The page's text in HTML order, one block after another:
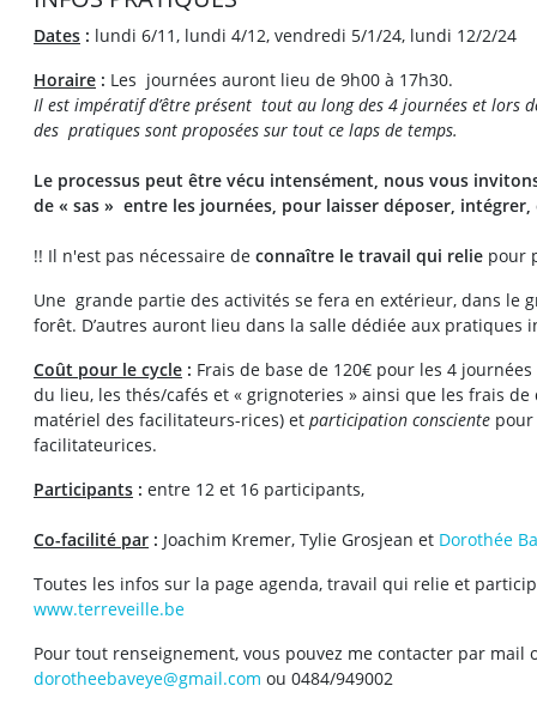
Dates : lundi 6/11, lundi 4/12, vendredi 5/1/24, lundi 12/2/24
Horaire : Les journées auront lieu de 9h00 à 17h30.
Il est impératif d’être présent tout au long des 4 journées et lors
des pratiques sont proposées sur tout ce laps de temps.
Le processus peut être vécu intensément, nous vous
de « sas » entre les journées, pour laisser déposer,
!! Il n'est pas nécessaire de connaître le travail qui relie pour
Une grande partie des activités se fera en extérieur, dans le
forêt. D’autres auront lieu dans la salle dédiée aux pratiques
Coût pour le cycle : Frais de base de 120€ pour les 4
du lieu, les thés/cafés et « grignoteries » ainsi que les frais
matériel des facilitateurs-rices) et participation consciente
facilitateurices.
Participants : entre 12 et 16 participants,
Co-facilité par : Joachim Kremer, Tylie Grosjean et Dorothée
Toutes les infos sur la page agenda, travail qui relie et
www.terreveille.be
Pour tout renseignement, vous pouvez me contacter par mail
dorotheebaveye@gmail.com ou 0484/949002